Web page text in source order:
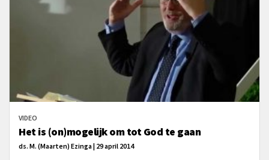
VIDEO
Het is (on)mogelijk om tot God te gaan
ds. M. (Maarten) Ezinga | 29 april 2014